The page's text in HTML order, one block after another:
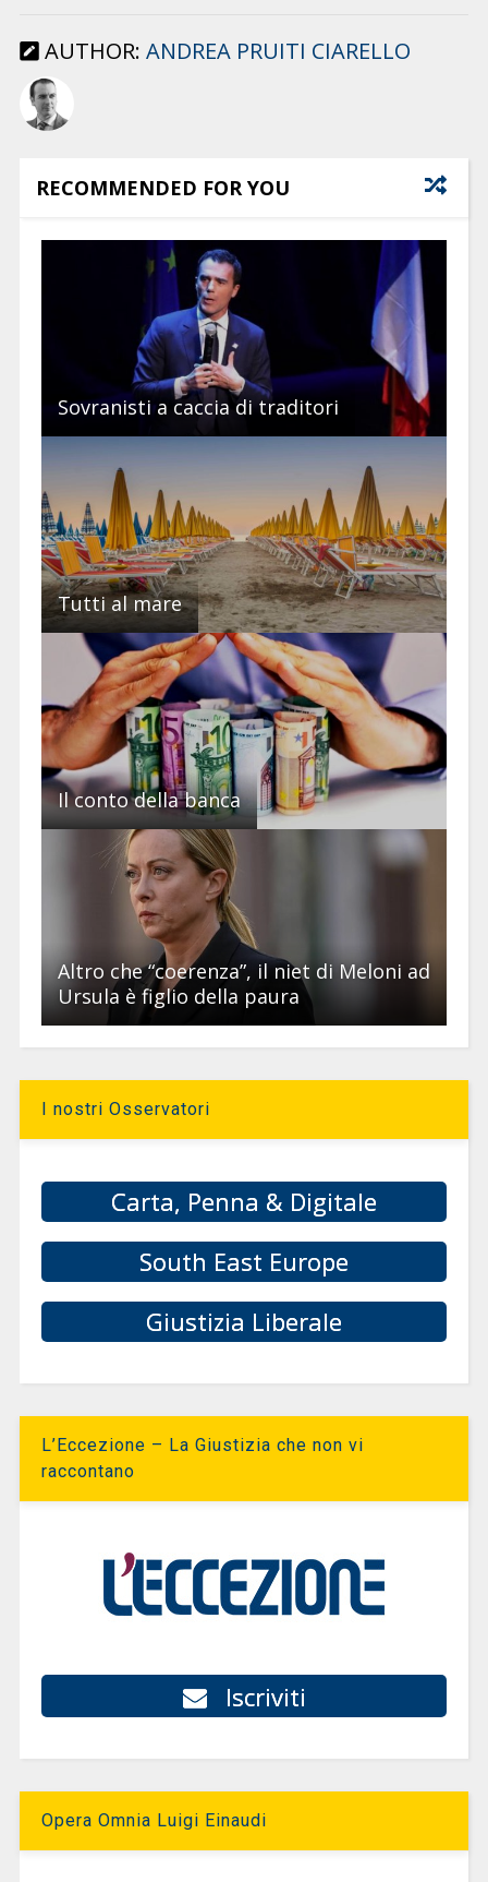
AUTHOR: ANDREA PRUITI CIARELLO
RECOMMENDED FOR YOU
Sovranisti a caccia di traditori
Tutti al mare
Il conto della banca
Altro che “coerenza”, il niet di Meloni ad
Ursula è figlio della paura
I nostri Osservatori
Carta, Penna & Digitale
South East Europe
Giustizia Liberale
L’Eccezione – La Giustizia che non vi
raccontano
Iscriviti
Opera Omnia Luigi Einaudi